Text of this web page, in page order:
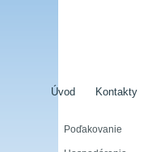
Úvod Kontakty
Poďakovanie